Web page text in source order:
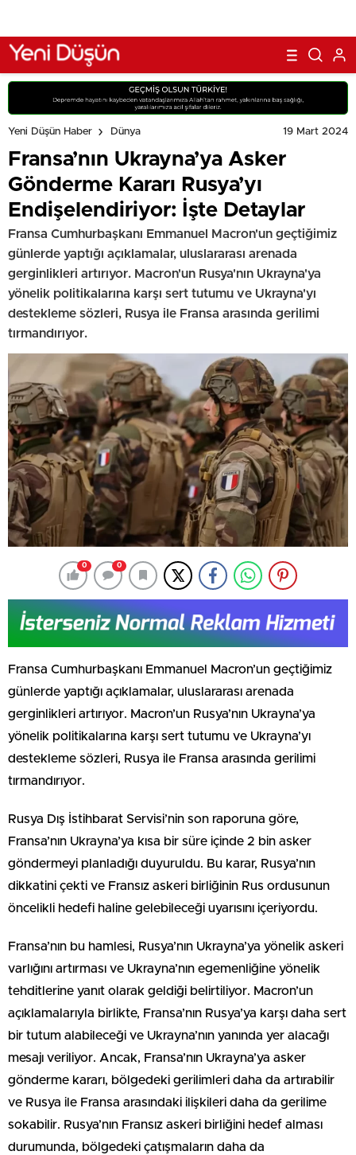
Yeni Düşün Haber Dünya 19 Mart 2024
Fransa’nın Ukrayna’ya Asker
Gönderme Kararı Rusya’yı
Endişelendiriyor: İşte Detaylar
Fransa Cumhurbaşkanı Emmanuel Macron'un geçtiğimiz
günlerde yaptığı açıklamalar, uluslararası arenada
gerginlikleri artırıyor. Macron'un Rusya'nın Ukrayna'ya
yönelik politikalarına karşı sert tutumu ve Ukrayna'yı
destekleme sözleri, Rusya ile Fransa arasında gerilimi
tırmandırıyor.
0 0
Fransa Cumhurbaşkanı Emmanuel Macron’un geçtiğimiz
günlerde yaptığı açıklamalar, uluslararası arenada
gerginlikleri artırıyor. Macron’un Rusya’nın Ukrayna’ya
yönelik politikalarına karşı sert tutumu ve Ukrayna’yı
destekleme sözleri, Rusya ile Fransa arasında gerilimi
tırmandırıyor.
Rusya Dış İstihbarat Servisi’nin son raporuna göre,
Fransa’nın Ukrayna’ya kısa bir süre içinde 2 bin asker
göndermeyi planladığı duyuruldu. Bu karar, Rusya’nın
dikkatini çekti ve Fransız askeri birliğinin Rus ordusunun
öncelikli hedefi haline gelebileceği uyarısını içeriyordu.
Fransa’nın bu hamlesi, Rusya’nın Ukrayna’ya yönelik askeri
varlığını artırması ve Ukrayna’nın egemenliğine yönelik
tehditlerine yanıt olarak geldiği belirtiliyor. Macron’un
açıklamalarıyla birlikte, Fransa’nın Rusya’ya karşı daha sert
bir tutum alabileceği ve Ukrayna’nın yanında yer alacağı
mesajı veriliyor. Ancak, Fransa’nın Ukrayna’ya asker
gönderme kararı, bölgedeki gerilimleri daha da artırabilir
ve Rusya ile Fransa arasındaki ilişkileri daha da gerilime
sokabilir. Rusya’nın Fransız askeri birliğini hedef alması
durumunda, bölgedeki çatışmaların daha da